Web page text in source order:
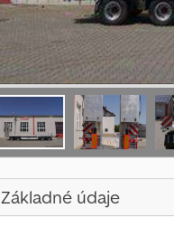
Základné údaje